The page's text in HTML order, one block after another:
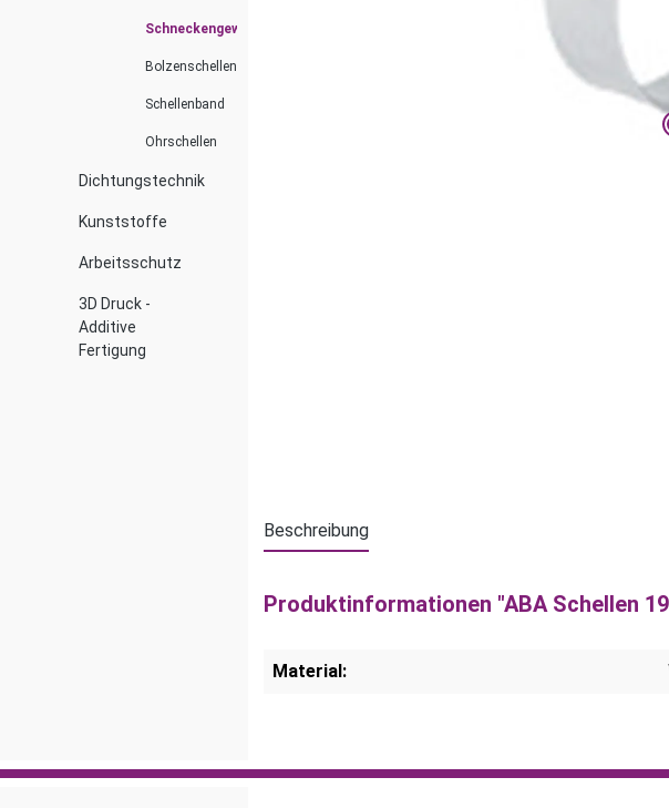
Schneckengewindeschellen
Bolzenschellen
Schellenband
Ohrschellen
Dichtungstechnik
Kunststoffe
Arbeitsschutz
3D Druck -
Additive
Fertigung
Beschreibung
Produktinformationen "ABA Schellen
Material: